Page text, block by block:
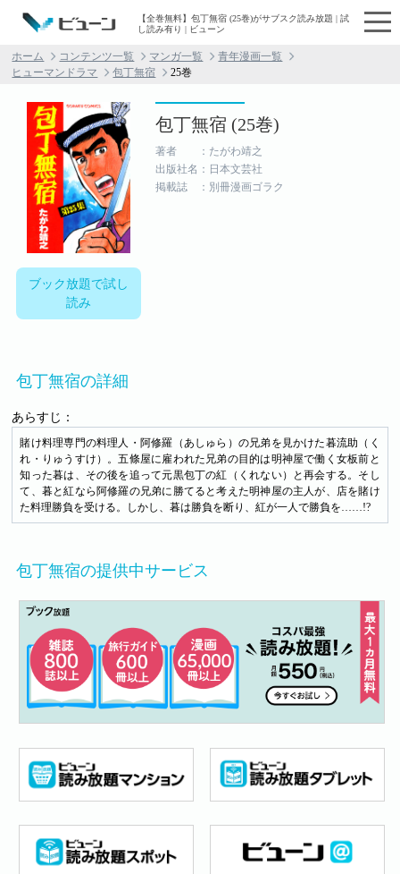
【全巻無料】包丁無宿 (25巻)がサブスク読み放題 | 試
し読み有り | ビューン
ホーム コンテンツ一覧 マンガ一覧
青年漫画一覧
ヒューマンドラマ
包丁無宿 25巻
ブック放題で試し
読み
包丁無宿 (25巻)
著者 ：たがわ靖之
出版社名：日本文芸社
掲載誌 ：別冊漫画ゴラク
包丁無宿の詳細
あらすじ：
賭け料理専門の料理人・阿修羅（あしゅら）の兄弟を見かけた暮流助（く
れ・りゅうすけ）。五條屋に雇われた兄弟の目的は明神屋で働く女板前と
知った暮は、その後を追って元黒包丁の紅（くれない）と再会する。そし
て、暮と紅なら阿修羅の兄弟に勝てると考えた明神屋の主人が、店を賭け
た料理勝負を受ける。しかし、暮は勝負を断り、紅が一人で勝負を……!?
包丁無宿の提供中サービス